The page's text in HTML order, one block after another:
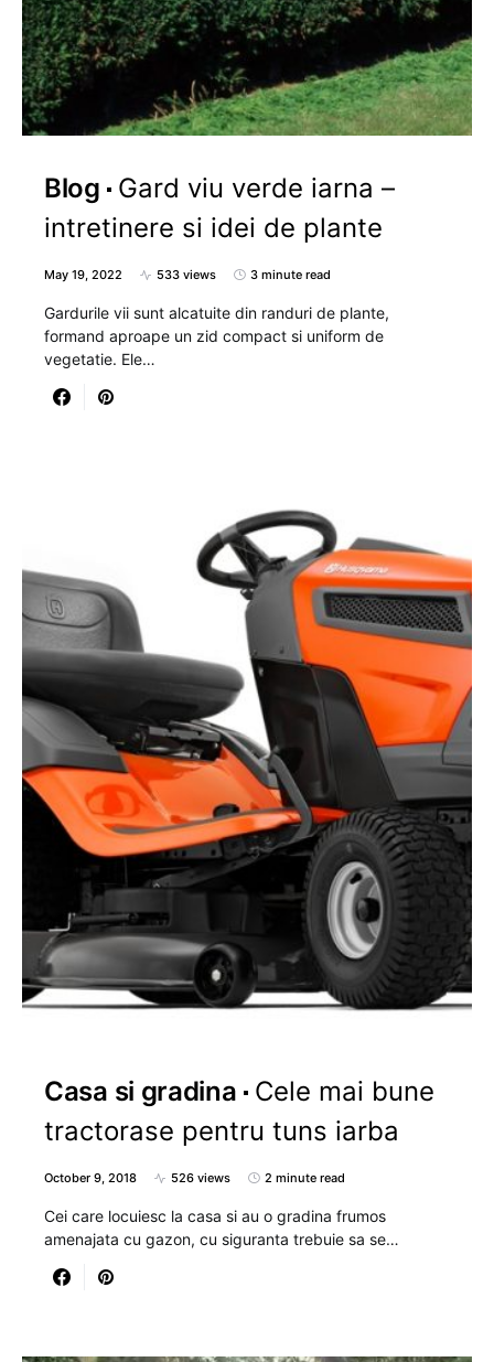
Blog
Gard viu verde iarna –
intretinere si idei de plante
May 19, 2022 533 views 3 minute read
Gardurile vii sunt alcatuite din randuri de plante,
formand aproape un zid compact si uniform de
vegetatie. Ele…
Casa si gradina
Cele mai bune
tractorase pentru tuns iarba
October 9, 2018 526 views 2 minute read
Cei care locuiesc la casa si au o gradina frumos
amenajata cu gazon, cu siguranta trebuie sa se…